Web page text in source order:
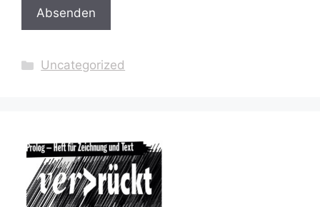
Kategorien
Uncategorized